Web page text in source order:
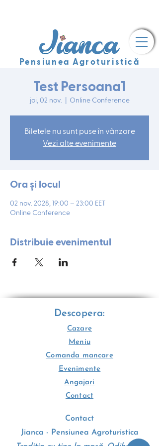
Pensiunea Agroturistică
Test Persoana1
joi, 02 nov. Online Conference
Biletele nu sunt puse în vânzare
Vezi alte evenimente
Ora și locul
02 nov. 2028, 19:00 – 23:00 EET
Online Conference
Distribuie evenimentul
Descopera:
Cazare
Meniu
Comanda mancare
Evenimente
Angajari
Contact
Contact
Jianca - Pensiunea Agroturistica